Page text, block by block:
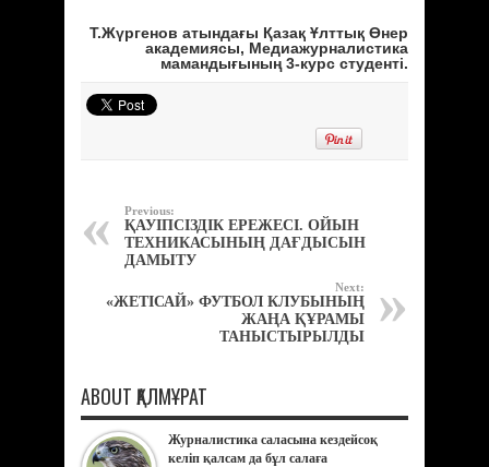
Т.Жүргенов атындағы Қазақ Ұлттық Өнер
академиясы, Медиажурналистика
мамандығының 3-курс студенті.
Previous:
ҚАУІПСІЗДІК ЕРЕЖЕСІ. ОЙЫН
ТЕХНИКАСЫНЫҢ ДАҒДЫСЫН
ДАМЫТУ
Next:
«ЖЕТІСАЙ» ФУТБОЛ КЛУБЫНЫҢ
ЖАҢА ҚҰРАМЫ
ТАНЫСТЫРЫЛДЫ
ABOUT ҚАЛМҰРАТ
Журналистика саласына кездейсоқ
келіп қалсам да бұл салаға